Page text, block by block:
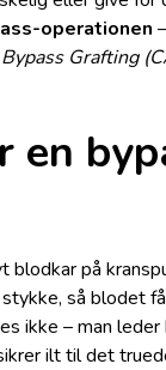
operationen
Grafting
en
blodkar på
så blodet
ikke – man
ilt til det